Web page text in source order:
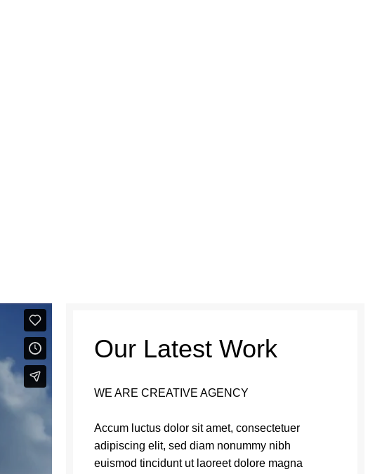
Our Latest Work
WE ARE CREATIVE AGENCY
Accum luctus dolor sit amet, consectetuer
adipiscing elit, sed diam nonummy nibh
euismod tincidunt ut laoreet dolore magna